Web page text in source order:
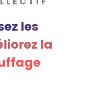
les
la